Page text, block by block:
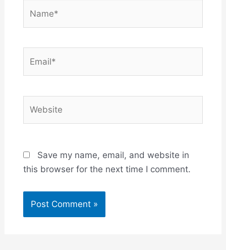
Save my name, email, and website in
this browser for the next time I comment.